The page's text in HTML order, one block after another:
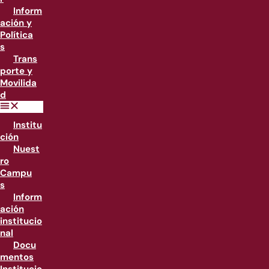
Inform
ación y
Política
s
Trans
porte y
Movilida
d
Institu
ción
Nuest
ro
Campu
s
Inform
ación
institucio
nal
Docu
mentos